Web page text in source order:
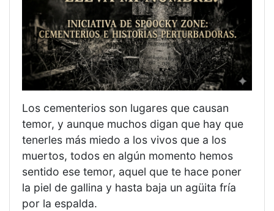
Los cementerios son lugares que causan
temor, y aunque muchos digan que hay que
tenerles más miedo a los vivos que a los
muertos, todos en algún momento hemos
sentido ese temor, aquel que te hace poner
la piel de gallina y hasta baja un agüita fría
por la espalda.